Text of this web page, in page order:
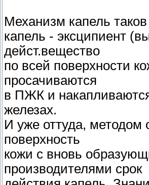
Механизм капель
капель - эксципиент
дейст.вещество
по всей поверхности
просачиваются
в ПЖК и
железах.
И уже оттуда,
поверхность
кожи с вновь
производителями срок